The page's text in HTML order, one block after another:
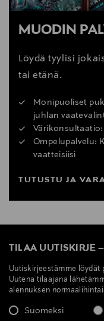
MUODIN
Löydä tyylisi
tai etänä.
Monipuoliset
juhlan
Ompelupalvelu:
vaatteisiisi
TUTUSTU JA
TILAA UUTISKIRJE –
Uutiskirjeestämme löydät
Uutena tilaajana
alennuksen
Suomeksi